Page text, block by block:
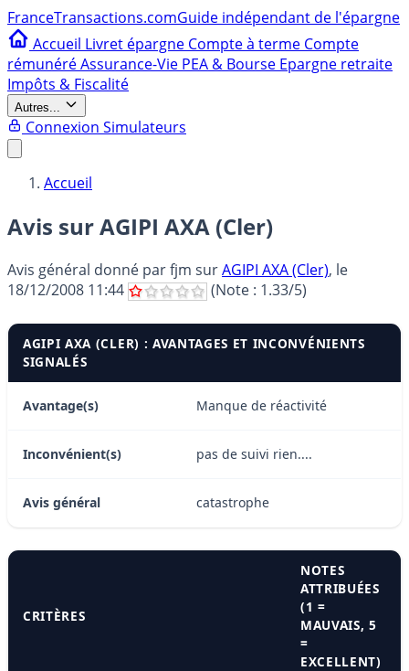
FranceTransactions.comGuide indépendant de l'épargne
Accueil Livret épargne Compte à terme Compte
rémunéréAssurance-Vie PEA & Bourse Epargne retraite
Impôts & Fiscalité
Autres...
Connexion Simulateurs
Accueil
Avis sur AGIPI AXA (Cler)
Avis général donné parfjm surAGIPI AXA (Cler), le
18/12/2008 11:44
(Note : 1.33/5)
AGIPI AXA (CLER) : AVANTAGES ET INCONVÉNIENTS
SIGNALÉS
Avantage(s) Manque de réactivité
Inconvénient(s) pas de suivi rien....
Avis général catastrophe
CRITÈRES
NOTES
ATTRIBUÉES
(1 =
MAUVAIS, 5
=
EXCELLENT)